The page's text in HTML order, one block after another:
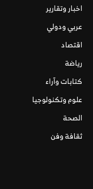
اخبار وتقارير
عربي ودولي
اقتصاد
رياضة
كتابات وآراء
علوم وتكنولوجيا
الصحة
ثقافة وفن